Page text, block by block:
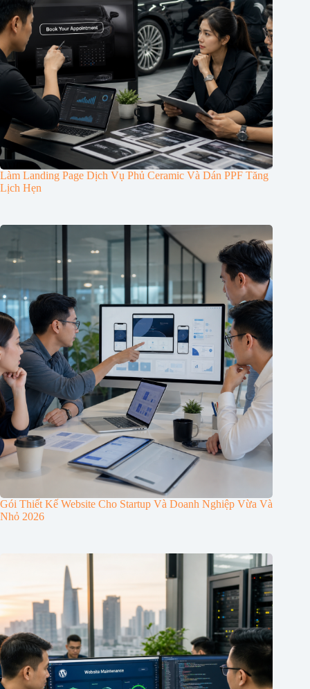
Làm Landing Page Dịch Vụ Phủ Ceramic Và Dán PPF Tăng
Lịch Hẹn
Gói Thiết Kế Website Cho Startup Và Doanh Nghiệp Vừa Và
Nhỏ 2026